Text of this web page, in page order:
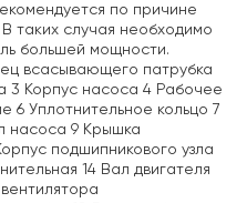
по причине
таких случая необходимо
большей мощности.
всасывающего патрубка
3 Корпус насоса 4 Рабочее
6 Уплотнительное кольцо 7
насоса 9 Крышка
подшипникового узла
14 Вал двигателя